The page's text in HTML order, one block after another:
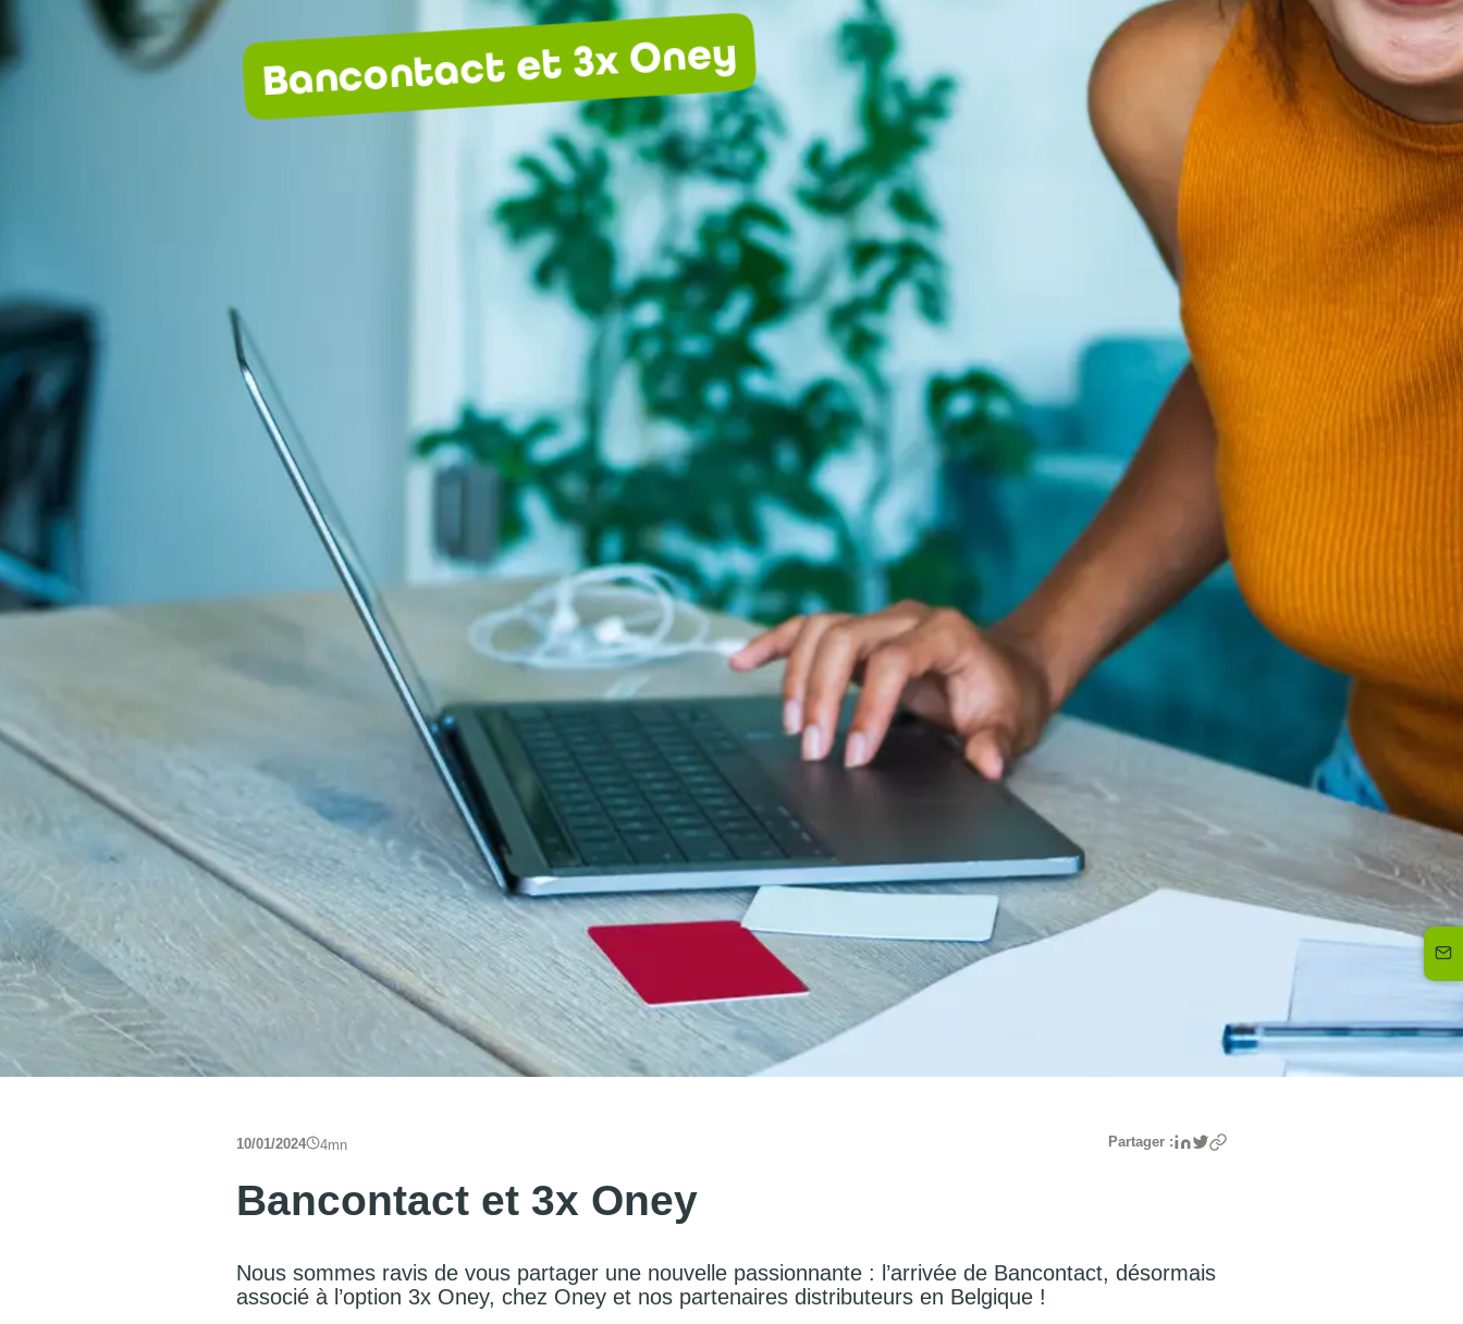
Bancontact et 3x Oney
10/01/2024 4mn Partager : Linkedin
Twitter
Bancontact et 3x Oney
Nous sommes ravis de vous partager une nouvelle passionnante : l’arrivée de Bancontact, désormais
associé à l’option 3x Oney, chez Oney et nos partenaires distributeurs en Belgique !